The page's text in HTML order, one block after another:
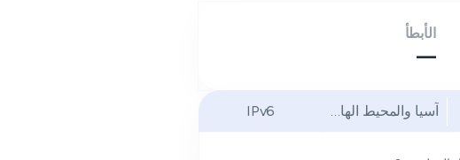
الأبطأ
—
آسيا والمحيط الهادئ IPv6